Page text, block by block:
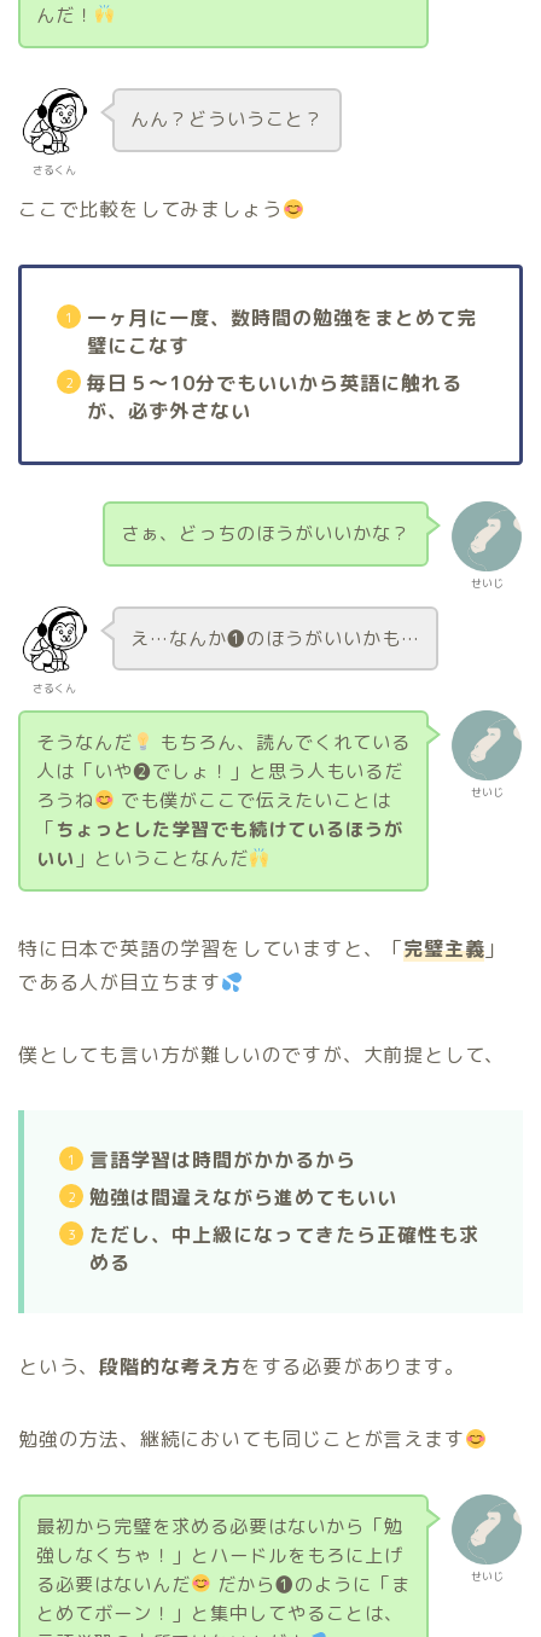
んだ！
さるくん
んん？どういうこと？
ここで比較をしてみましょう
一ヶ月に一度、数時間の勉強をまとめて完
璧にこなす
毎日５〜10分でもいいから英語に触れる
が、必ず外さない
せいじ
さぁ、どっちのほうがいいかな？
さるくん
え…なんか❶のほうがいいかも…
せいじ
そうなんだ
もちろん、読んでくれている
人は「いや❷でしょ！」と思う人もいるだ
ろうね
でも僕がここで伝えたいことは
「ちょっとした学習でも続けているほうが
いい 」ということなんだ
特に日本で英語の学習をしていますと、「完璧主義 」
である人が目立ちます
僕としても言い方が難しいのですが、大前提として、
言語学習は時間がかかるから
勉強は間違えながら進めてもいい
ただし、中上級になってきたら正確性も求
める
という、段階的な考え方をする必要があります。
勉強の方法、継続においても同じことが言えます
せいじ
最初から完璧を求める必要はないから「勉
強しなくちゃ！」とハードルをもろに上げ
る必要はないんだ
だから❶のように「ま
とめてボーン！」と集中してやることは、